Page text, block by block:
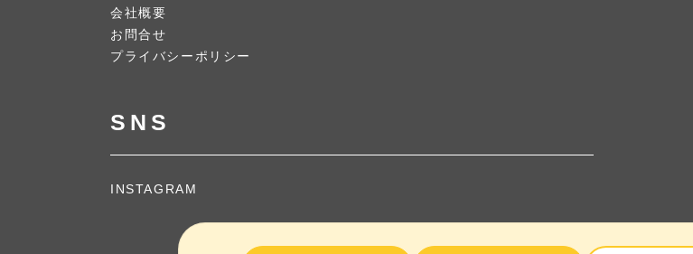
会社概要
お問合せ
プライバシーポリシー
SNS
INSTAGRAM